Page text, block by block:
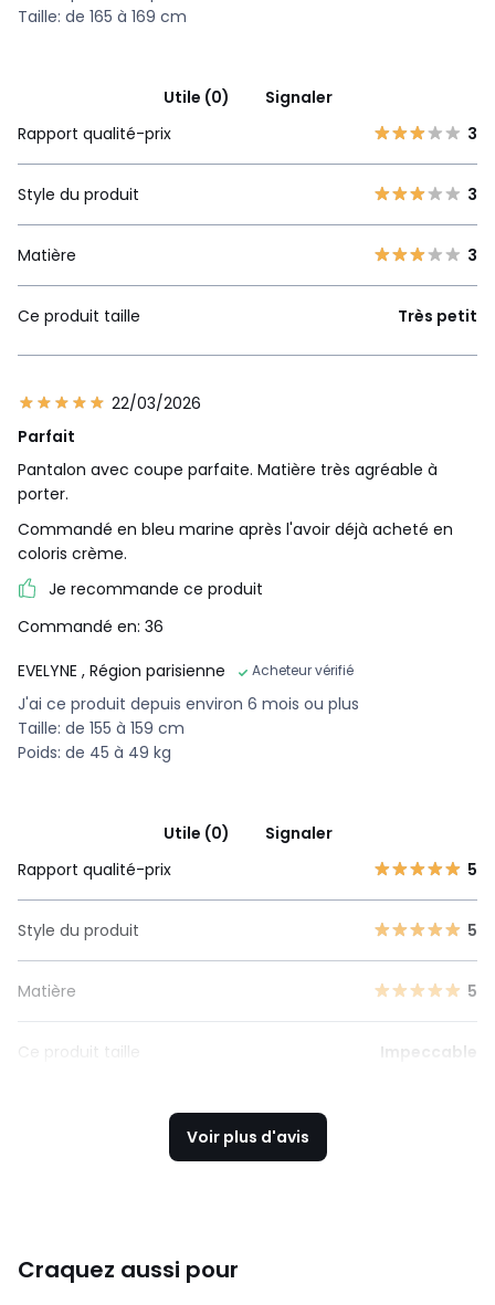
Taille: de 165 à 169 cm
Utile (0)
Signaler
Rapport qualité-prix
3
Style du produit 3
Matière 3
Ce produit taille Très petit
22/03/2026
Parfait
Pantalon avec coupe parfaite. Matière très agréable à
porter.
Commandé en bleu marine après l'avoir déjà acheté en
coloris crème.
Je recommande ce produit
Commandé en: 36
EVELYNE , Région parisienne Acheteur vérifié
J'ai ce produit depuis environ 6 mois ou plus
Taille: de 155 à 159 cm
Poids: de 45 à 49 kg
Utile (0)
Signaler
Rapport qualité-prix
5
Style du produit 5
Matière 5
Ce produit taille Impeccable
Voir plus d'avis
Craquez aussi pour